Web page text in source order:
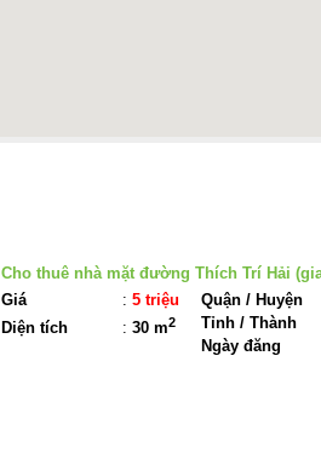
Cho thuê nhà mặt đường Thích Trí Hải
Giá
: 5 triệu
Diện tích
: 30 m2
Quận / Huyện
Tỉnh / Thành
Ngày đăng